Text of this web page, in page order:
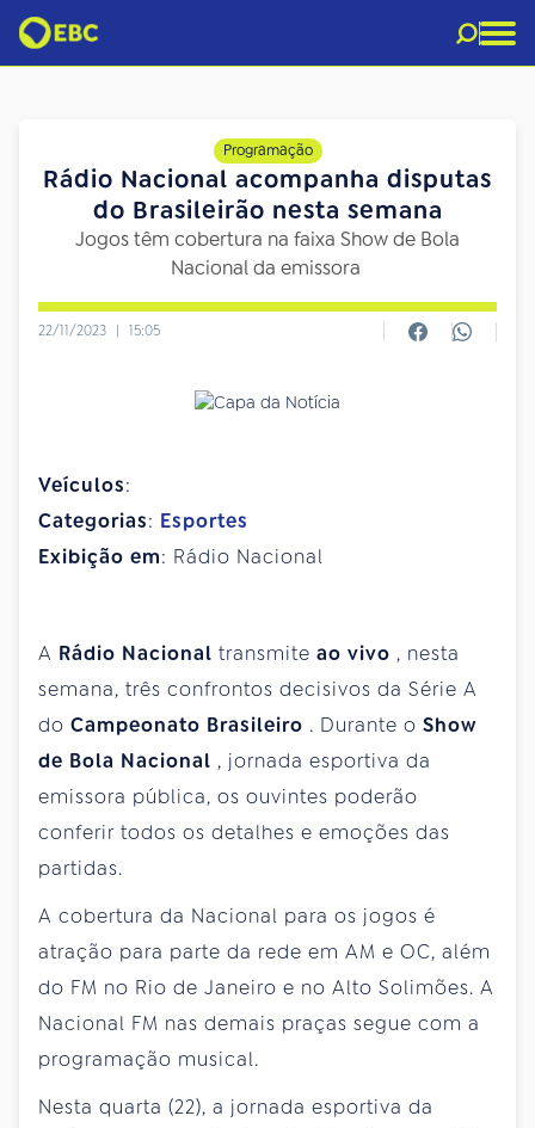
Programação
Rádio Nacional acompanha disputas
do Brasileirão nesta semana
Jogos têm cobertura na faixa Show de Bola
Nacional da emissora
22/11/2023 | 15:05
Veículos:
Categorias: Esportes
Exibição em: Rádio Nacional
A Rádio Nacional transmite ao vivo , nesta
semana, três confrontos decisivos da Série A
do Campeonato Brasileiro . Durante o Show
de Bola Nacional , jornada esportiva da
emissora pública, os ouvintes poderão
conferir todos os detalhes e emoções das
partidas.
A cobertura da Nacional para os jogos é
atração para parte da rede em AM e OC, além
do FM no Rio de Janeiro e no Alto Solimões. A
Nacional FM nas demais praças segue com a
programação musical.
Nesta quarta (22), a jornada esportiva da